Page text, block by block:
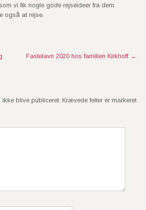
vi fik nogle gode rejseideer fra dem.
også at rejse.
Fastelavn 2020 hos familien Kirkhoff →
blive publiceret. Krævede felter er markeret